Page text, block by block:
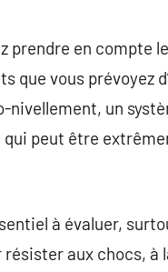
prendre en compte
que vous prévoyez
nivellement, un
peut être
à évaluer,
aux chocs, à